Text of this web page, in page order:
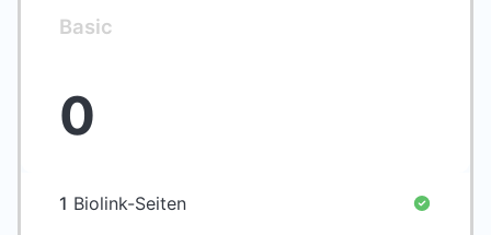
Basic
0
1 Biolink-Seiten